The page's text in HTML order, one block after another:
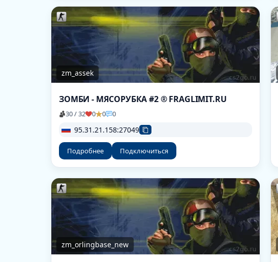
zm_assek
ЗОМБИ - МЯСОРУБКА #2 ® FRAGLIMIT.RU
30 / 32 0 0 0
95.31.21.158:27049
Подробнее Подключиться
zm_orlingbase_new